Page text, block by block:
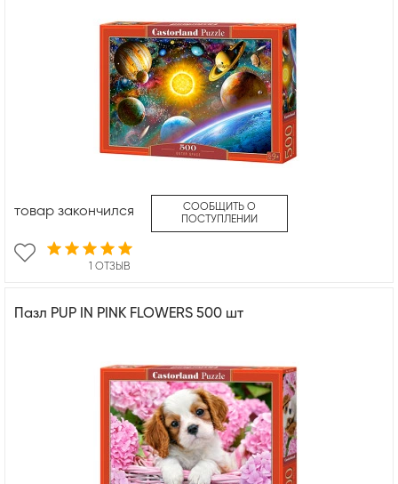
1 ОТЗЫВ
товар закончился
СООБЩИТЬ О
ПОСТУПЛЕНИИ
Пазл PUP IN PINK FLOWERS 500 шт